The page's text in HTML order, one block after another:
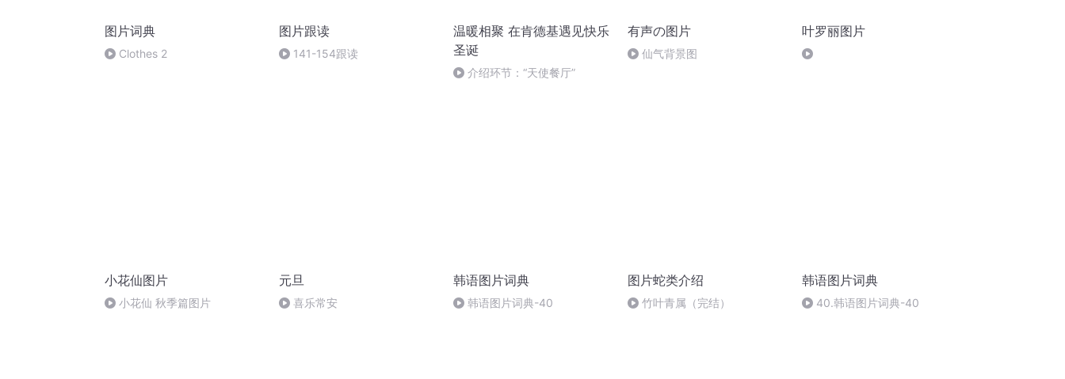
图片词典
Clothes 2
图片跟读
141-154跟读
温暖相聚 在肯德基遇见快乐
圣诞
介绍环节：“天使餐厅”
有声の图片
仙气背景图
叶罗丽图片
小花仙图片
小花仙 秋季篇图片
元旦
喜乐常安
韩语图片词典
韩语图片词典-40
图片蛇类介绍
竹叶青属（完结）
韩语图片词典
40.韩语图片词典-40